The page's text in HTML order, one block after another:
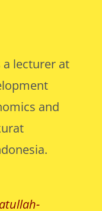
a lecturer at
and